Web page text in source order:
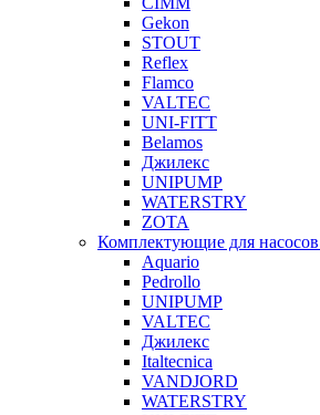
Gekon
STOUT
Reflex
Flamco
VALTEC
UNI-FITT
Belamos
Джилекс
UNIPUMP
WATERSTRY
ZOTA
Комплектующие для насосов
Aquario
Pedrollo
UNIPUMP
VALTEC
Джилекс
Italtecnica
VANDJORD
WATERSTRY